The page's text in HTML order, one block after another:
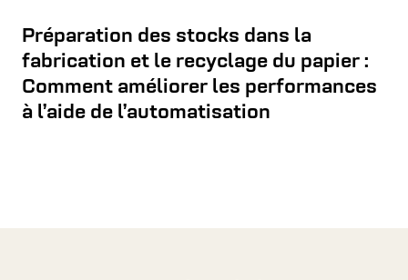
Préparation des stocks dans la
fabrication et le recyclage du papier :
Comment améliorer les performances
à l’aide de l’automatisation